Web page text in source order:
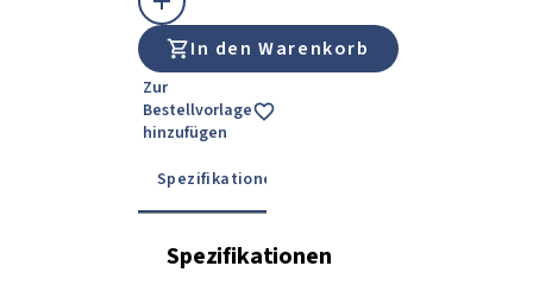
In den Warenkorb
Zur
Bestellvorlage
hinzufügen
Spezifikationen
Spezifikationen